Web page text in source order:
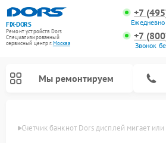
FIX-DORS
Ремонт устройств Dors
Специализированный
cервисный центр г.Москва
+7
+7
Звонок
Мы ремонтируем
Счетчик банкнот Dors дисплей мигает